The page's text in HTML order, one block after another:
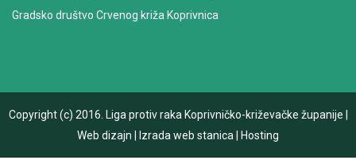
Gradsko društvo Crvenog križa Koprivnica
Copyright (c) 2016. Liga protiv raka Koprivničko-križevačke županije
Web dizajn
Izrada web stanica Hosting